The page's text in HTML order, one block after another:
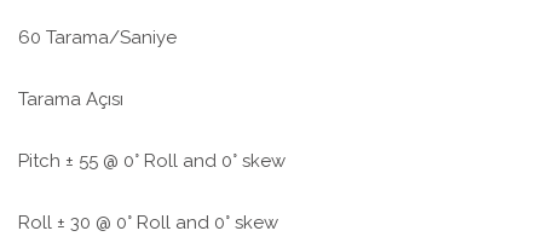
60 Tarama/Saniye
Tarama Açısı
Pitch ± 55 @ 0° Roll and 0° skew
Roll ± 30 @ 0° Roll and 0° skew